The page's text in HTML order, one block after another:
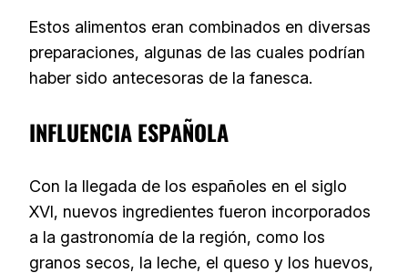
Estos alimentos eran combinados en diversas
preparaciones, algunas de las cuales podrían
haber sido antecesoras de la fanesca.
INFLUENCIA ESPAÑOLA
Con la llegada de los españoles en el siglo
XVI, nuevos ingredientes fueron incorporados
a la gastronomía de la región, como los
granos secos, la leche, el queso y los huevos,